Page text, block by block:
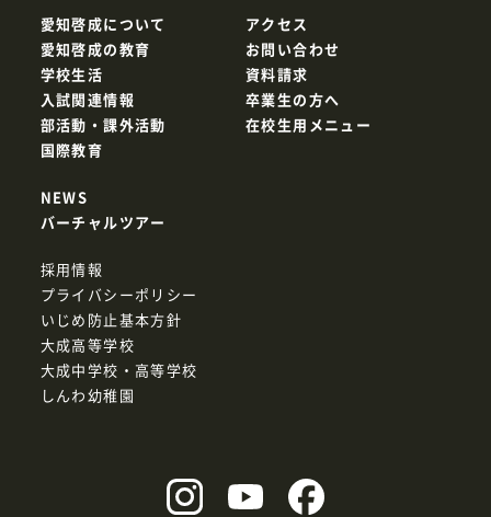
愛知啓成について
愛知啓成の教育
学校生活
入試関連情報
部活動・課外活動
国際教育
アクセス
お問い合わせ
資料請求
卒業生の方へ
在校生用メニュー
採用情報
プライバシーポリシー
いじめ防止基本方針
大成高等学校
大成中学校・高等学校
しんわ幼稚園
NEWS
バーチャルツアー